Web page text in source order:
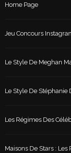
Home Page
Jeu Concours
Le Style De Meghan
Le Style De Stéphanie
Les Régimes Des
Maisons De Stars :